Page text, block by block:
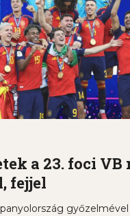
a 23. foci VB
fejjel
győzelmével